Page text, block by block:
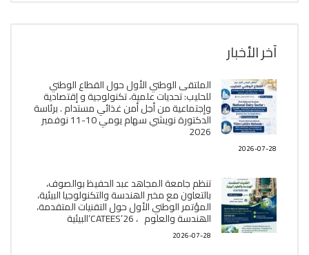
آخر الأخبار
الملتقى الوطني الأول حول القطاع الوطني
للحليب: تحديات علمية، تكنولوجية و إقتصادية
وإجتماعية من أجل أمن غذائي مستدام . برئاسة
الدكتورة نويشي سهام يومي 10-11 نوفمبر
2026
2026-07-28
تنظم جامعة المجاهد عبد الحفيظ بوالصوف،
بالتعاون مع مخبر الھندسة والتكنولوجيا البیئیة،
المؤتمر الوطني الأول حول التقنيات المتقدمة،
الھندسة والعلوم ، CATEES’26’البیئية
2026-07-28